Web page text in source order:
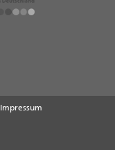
Impressum